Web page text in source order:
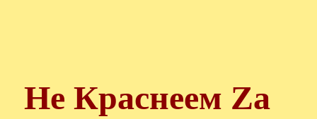
Не Краснеем Zа